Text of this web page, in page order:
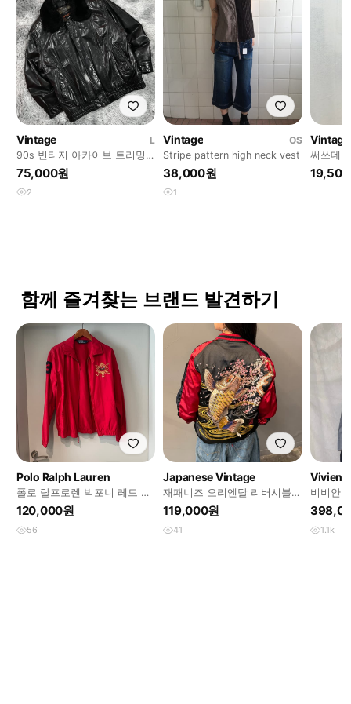
Vintage
L
90s 빈티지 아카이브 트리밍
퍼 카라 카우하이드 레더 가죽
자켓 5516
75,000원
2
Vintage
OS
Stripe pattern high neck vest
38,000원
1
Vintage
써쓰데
털 덕다
4159
함께 즐겨찾는 브랜드 발견하기
Polo Ralph Lauren
폴로 랄프로렌 빅포니 레드 자
켓 L 105
120,000원
56
Japanese Vintage
재패니즈 오리엔탈 리버시블
스카쟌 자켓 (XL)
119,000원
41
비비안
켓
1.1k